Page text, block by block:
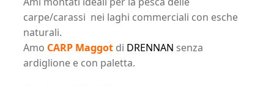
carpe/carassi nei laghi commerciali con esche
naturali.
Amo CARP Maggotdi DRENNAN senza
ardiglione e con paletta.